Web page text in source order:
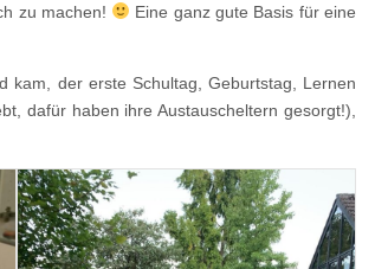
zu machen!
Eine ganz gute Basis für eine
kam, der erste Schultag, Geburtstag, Lernen
dafür haben ihre Austauscheltern gesorgt!),